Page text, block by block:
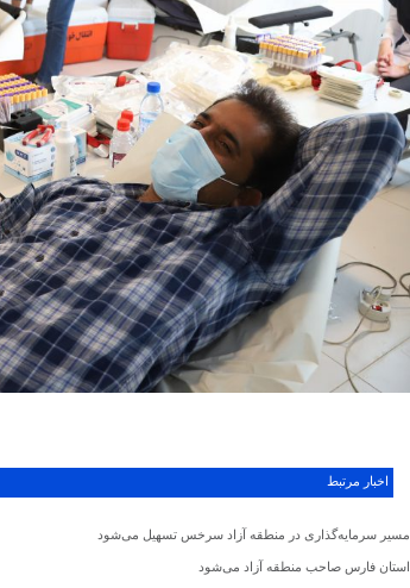
اخبار مرتبط
مسیر سرمایه‌گذاری در منطقه آزاد سرخس تسهیل می‌شود
استان فارس صاحب منطقه آزاد می‌شود